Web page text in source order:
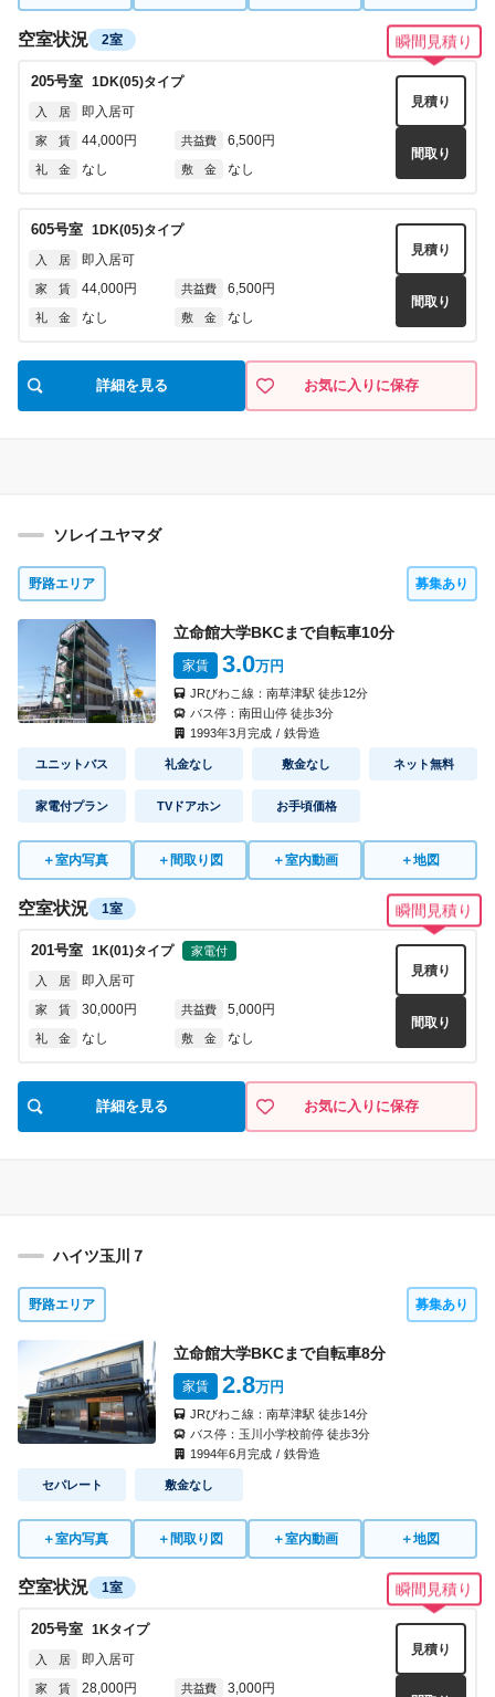
空室状況 2室 瞬間見積り
205号室 1DK(05)タイプ
入 居 即入居可
家 賃 44,000円 共益費 6,500円
礼 金 なし 敷 金 なし
見積り
間取り
605号室 1DK(05)タイプ
入 居 即入居可
家 賃 44,000円 共益費 6,500円
礼 金 なし 敷 金 なし
見積り
間取り
詳細を見る お気に入りに保存
ソレイユヤマダ
野路エリア 募集あり
立命館大学BKCまで自転車10分
家賃 3.0万円
JRびわこ線： 南草津駅 徒歩12分
バス停： 南田山停徒歩3分
1993年3月完成 / 鉄骨造
ユニットバス 礼金なし 敷金なし ネット無料
家電付プラン TVドアホン お手頃価格
＋室内写真 ＋ 間取り図 ＋室内動画 ＋地図
空室状況 1室 瞬間見積り
201号室 1K(01)タイプ 家電付
入 居 即入居可
家 賃 30,000円 共益費 5,000円
礼 金 なし 敷 金 なし
見積り
間取り
詳細を見る お気に入りに保存
ハイツ玉川７
野路エリア 募集あり
立命館大学BKCまで自転車8分
家賃 2.8万円
JRびわこ線： 南草津駅 徒歩14分
バス停： 玉川小学校前停徒歩3分
1994年6月完成 / 鉄骨造
セパレート 敷金なし
＋室内写真 ＋ 間取り図 ＋室内動画 ＋地図
空室状況 1室 瞬間見積り
205号室 1Kタイプ
入 居 即入居可
家 賃 28,000円 共益費 3,000円
見積り